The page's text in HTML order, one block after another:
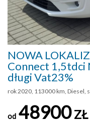
NOWA
Connect 1,5tdci
długi Vat23%
rok 2020, 113000 km, Diesel,
od 48900ZŁ